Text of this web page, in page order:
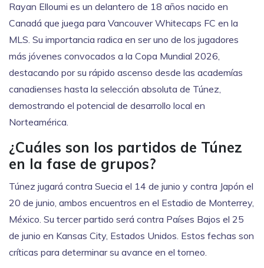
Rayan Elloumi es un delantero de 18 años nacido en
Canadá que juega para Vancouver Whitecaps FC en la
MLS. Su importancia radica en ser uno de los jugadores
más jóvenes convocados a la Copa Mundial 2026,
destacando por su rápido ascenso desde las academías
canadienses hasta la selección absoluta de Túnez,
demostrando el potencial de desarrollo local en
Norteamérica.
¿Cuáles son los partidos de Túnez
en la fase de grupos?
Túnez jugará contra Suecia el 14 de junio y contra Japón el
20 de junio, ambos encuentros en el Estadio de Monterrey,
México. Su tercer partido será contra Países Bajos el 25
de junio en Kansas City, Estados Unidos. Estos fechas son
críticas para determinar su avance en el torneo.